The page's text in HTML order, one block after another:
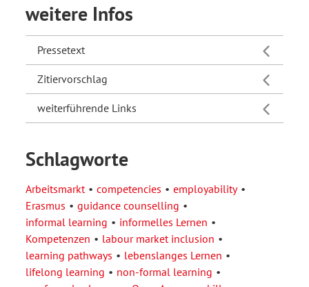
weitere Infos
Pressetext
Zitiervorschlag
weiterführende Links
Schlagworte
Arbeitsmarkt competencies
employability
Erasmus
guidance counselling
informal learning
informelles Lernen
Kompetenzen
labour market inclusion
learning pathways
lebenslanges Lernen
lifelong learning
non-formal learning